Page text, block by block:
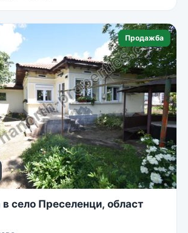
Продажба
село Преселенци, област